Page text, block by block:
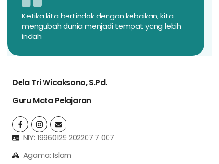
Ketika kita bertindak dengan kebaikan, kita
mengubah dunia menjadi tempat yang lebih
indah
Dela Tri Wicaksono, S.Pd.
Guru Mata Pelajaran
NIY: 19960129 202207 7 007
Agama: Islam